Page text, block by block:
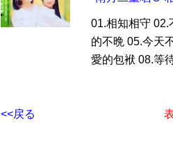
01.相知相守 02.
的不晩 05.今天
愛的包袱 08.等
<<戻る